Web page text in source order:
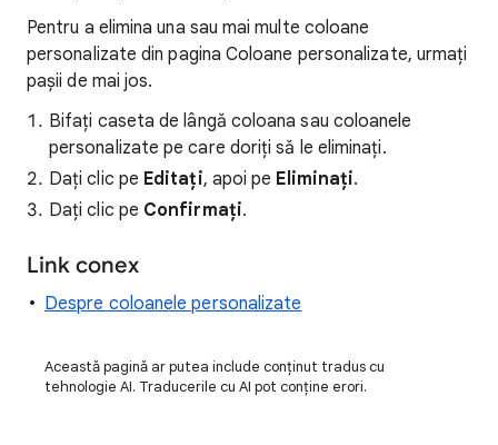
Pentru a elimina una sau mai multe coloane
personalizate din pagina Coloane personalizate, urmați
pașii de mai jos.
Bifați caseta de lângă coloana sau coloanele
personalizate pe care doriți să le eliminați.
Dați clic pe Editați, apoi pe Eliminați.
Dați clic pe Confirmați.
Link conex
Despre coloanele personalizate
Această pagină ar putea include conținut tradus cu
tehnologie AI. Traducerile cu AI pot conține erori.